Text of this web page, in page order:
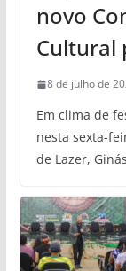
novo
Cultural
8 de julho de
Em clima de
nesta sexta-
de Lazer,